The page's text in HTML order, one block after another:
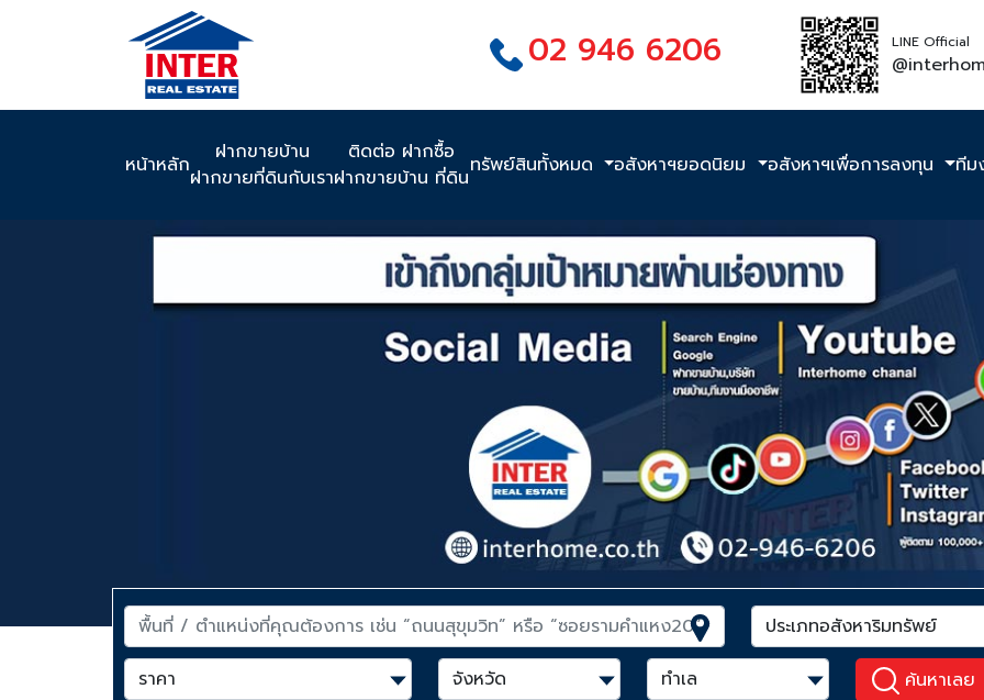
02 946 6206 LINE Official
หน้าหลัก
ฝากขายบ้าน
ฝากขายที่ดินกับเรา
ติดต่อ ฝากซื้อ
ฝากขายบ้าน ที่ดินทรัพย์สินทั้งหมด อสังหาฯยอดนิยม อสังหาฯเพื่อการลงทุน ทีม
ค้นหาเลย